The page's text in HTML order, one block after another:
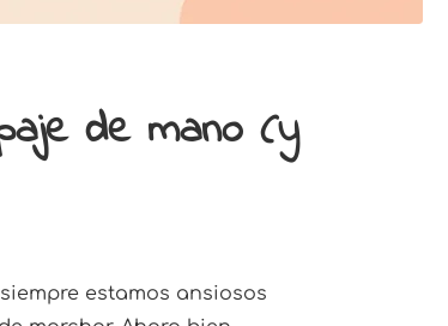
de mano (y
estamos ansiosos